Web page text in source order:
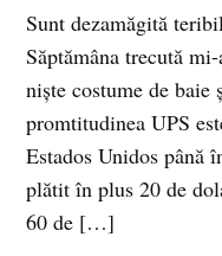
Sunt dezamăgită
Săptămâna trecută
nişte costume de baie
promtitudinea UPS
Estados Unidos până
plătit în plus 20 de
60 de […]